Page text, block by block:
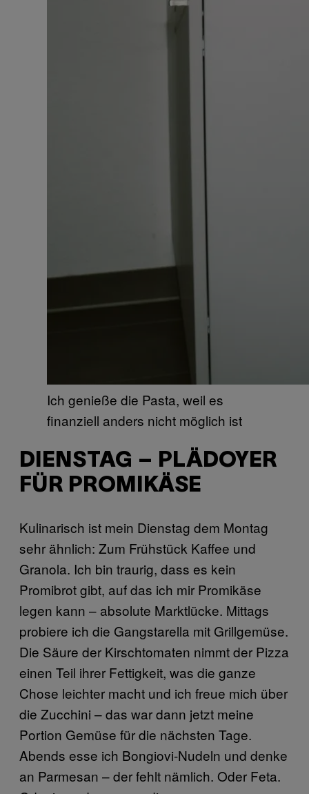
Ich genieße die Pasta, weil es
finanziell anders nicht möglich ist
DIENSTAG – PLÄDOYER
FÜR PROMIKÄSE
Kulinarisch ist mein Dienstag dem Montag
sehr ähnlich: Zum Frühstück Kaffee und
Granola. Ich bin traurig, dass es kein
Promibrot gibt, auf das ich mir Promikäse
legen kann – absolute Marktlücke. Mittags
probiere ich die Gangstarella mit Grillgemüse.
Die Säure der Kirschtomaten nimmt der Pizza
einen Teil ihrer Fettigkeit, was die ganze
Chose leichter macht und ich freue mich über
die Zucchini – das war dann jetzt meine
Portion Gemüse für die nächsten Tage.
Abends esse ich Bongiovi-Nudeln und denke
an Parmesan – der fehlt nämlich. Oder Feta.